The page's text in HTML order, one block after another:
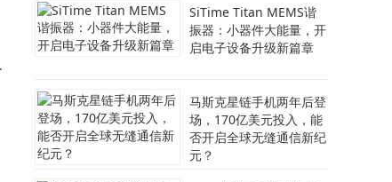
SiTime Titan MEMS谐
振器：小器件大能量，开
启电子设备升级新篇章
马斯克星链手机两年后登
场，170亿美元投入，能
否开启全球无缝通信新纪
元？